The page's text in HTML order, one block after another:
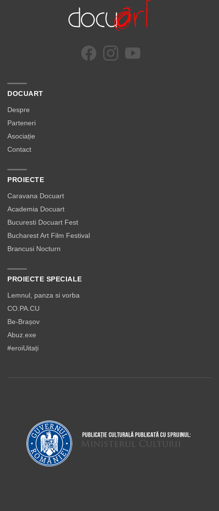
DOCUART
Despre
Parteneri
Asociație
Contact
PROIECTE
Caravana Docuart
Academia Docuart
Bucuresti Docuart Fest
Bucharest Art Film Festival
Brancusi Nocturn
PROIECTE SPECIALE
Lemnul, panza si vorba
CO.PA.CU
Be-Brașov
Abuz.exe
#eroiUitați